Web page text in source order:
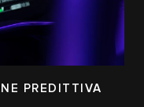
PREDITTIVA